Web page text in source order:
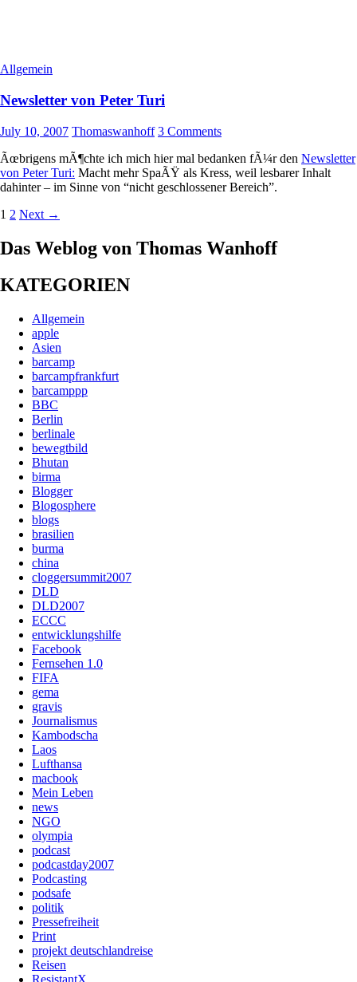
Allgemein
Newsletter von Peter Turi
July 10, 2007 Thomaswanhoff 3 Comments
Ãœbrigens mÃ¶chte ich mich hier mal bedanken fÃ¼r den Newsletter
von Peter Turi: Macht mehr SpaÃŸ als Kress, weil lesbarer Inhalt
dahinter – im Sinne von “nicht geschlossener Bereich”.
Posts
1 2 Next →
Das Weblog von Thomas Wanhoff
KATEGORIEN
Allgemein
apple
Asien
barcamp
barcampfrankfurt
barcamppp
BBC
Berlin
berlinale
bewegtbild
Bhutan
birma
Blogger
Blogosphere
blogs
brasilien
burma
china
cloggersummit2007
DLD
DLD2007
ECCC
entwicklungshilfe
Facebook
Fernsehen 1.0
FIFA
gema
gravis
Journalismus
Kambodscha
Laos
Lufthansa
macbook
Mein Leben
news
NGO
olympia
podcast
podcastday2007
Podcasting
podsafe
politik
Pressefreiheit
Print
projekt deutschlandreise
Reisen